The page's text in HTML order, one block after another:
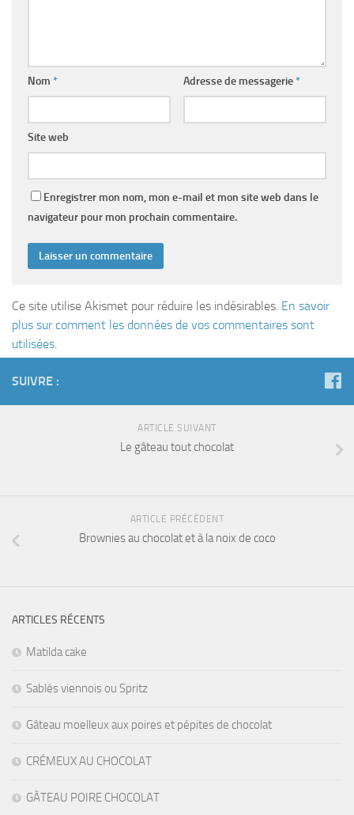
Nom * Adresse de messagerie*
Site web
Enregistrer mon nom, mon e-mail et mon site web dans le
navigateur pour mon prochain commentaire.
Ce site utilise Akismet pour réduire les indésirables. En savoir
plus sur comment les données de vos commentaires sont
utilisées
SUIVRE :
ARTICLE SUIVANT
Le gâteau tout chocolat
ARTICLE PRÉCÉDENT
Brownies au chocolat et à la noix de coco
ARTICLES RÉCENTS
Matilda cake
Sablés viennois ou Spritz
Gâteau moelleux aux poires et pépites de chocolat
CRÉMEUX AU CHOCOLAT
GÂTEAU POIRE CHOCOLAT